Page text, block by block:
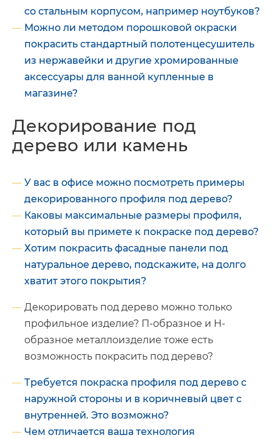
со стальным корпусом, например ноутбуков?
Можно ли методом порошковой окраски
покрасить стандартный полотенцесушитель
из нержавейки и другие хромированные
аксессуары для ванной купленные в
магазине?
Декорирование под
дерево или камень
У вас в офисе можно посмотреть примеры
декорированного профиля под дерево?
Каковы максимальные размеры профиля,
который вы примете к покраске под дерево?
Хотим покрасить фасадные панели под
натуральное дерево, подскажите, на долго
хватит этого покрытия?
Декорировать под дерево можно только
профильное изделие? П-образное и Н-
образное металлоизделие тоже есть
возможность покрасить под дерево?
Требуется покраска профиля под дерево с
наружной стороны и в коричневый цвет с
внутренней. Это возможно?
Чем отличается ваша технология